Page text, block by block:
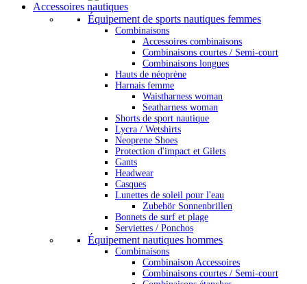
Accessoires nautiques
Équipement de sports nautiques femmes
Combinaisons
Accessoires combinaisons
Combinaisons courtes / Semi-court
Combinaisons longues
Hauts de néoprène
Harnais femme
Waistharness woman
Seatharness woman
Shorts de sport nautique
Lycra / Wetshirts
Neoprene Shoes
Protection d'impact et Gilets
Gants
Headwear
Casques
Lunettes de soleil pour l'eau
Zubehör Sonnenbrillen
Bonnets de surf et plage
Serviettes / Ponchos
Équipement nautiques hommes
Combinaisons
Combinaison Accessoires
Combinaisons courtes / Semi-court